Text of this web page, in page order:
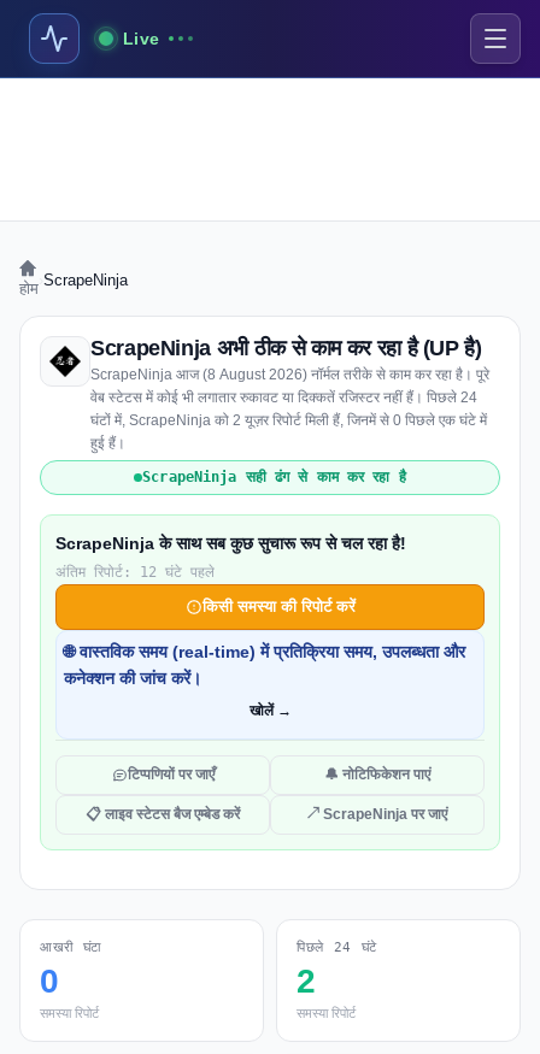
Live
होम ScrapeNinja
ScrapeNinja अभी ठीक से काम कर रहा है (UP है)
ScrapeNinja आज (8 August 2026) नॉर्मल तरीके से काम कर रहा है। पूरे
वेब स्टेटस में कोई भी लगातार रुकावट या दिक्कतें रजिस्टर नहीं हैं। पिछले 24
घंटों में, ScrapeNinja को 2 यूज़र रिपोर्ट मिली हैं, जिनमें से 0 पिछले एक घंटे में
हुई हैं।
ScrapeNinja सही ढंग से काम कर रहा है
ScrapeNinja के साथ सब कुछ सुचारू रूप से चल रहा है!
अंतिम रिपोर्ट: 12 घंटे पहले
किसी समस्या की रिपोर्ट करें
🌐 वास्तविक समय (real-time) में प्रतिक्रिया समय, उपलब्धता और
कनेक्शन की जांच करें।
खोलें →
टिप्पणियों पर जाएँ 🔔 नोटिफिकेशन पाएं
📋 लाइव स्टेटस बैज एम्बेड करें ↗ ScrapeNinja पर जाएं
आखरी घंटा
0
समस्या रिपोर्ट
पिछले 24 घंटे
2
समस्या रिपोर्ट